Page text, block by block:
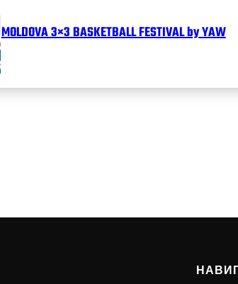
MOLDOVA 3×3 BASKETBALL FESTIVAL by YAW